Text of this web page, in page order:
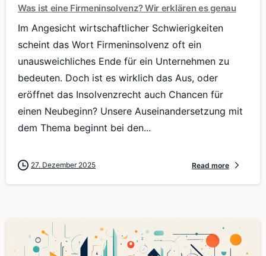
Was ist eine Firmeninsolvenz? Wir erklären es genau
Im Angesicht wirtschaftlicher Schwierigkeiten
scheint das Wort Firmeninsolvenz oft ein
unausweichliches Ende für ein Unternehmen zu
bedeuten. Doch ist es wirklich das Aus, oder
eröffnet das Insolvenzrecht auch Chancen für
einen Neubeginn? Unsere Auseinandersetzung mit
dem Thema beginnt bei den...
27. Dezember 2025 Read more